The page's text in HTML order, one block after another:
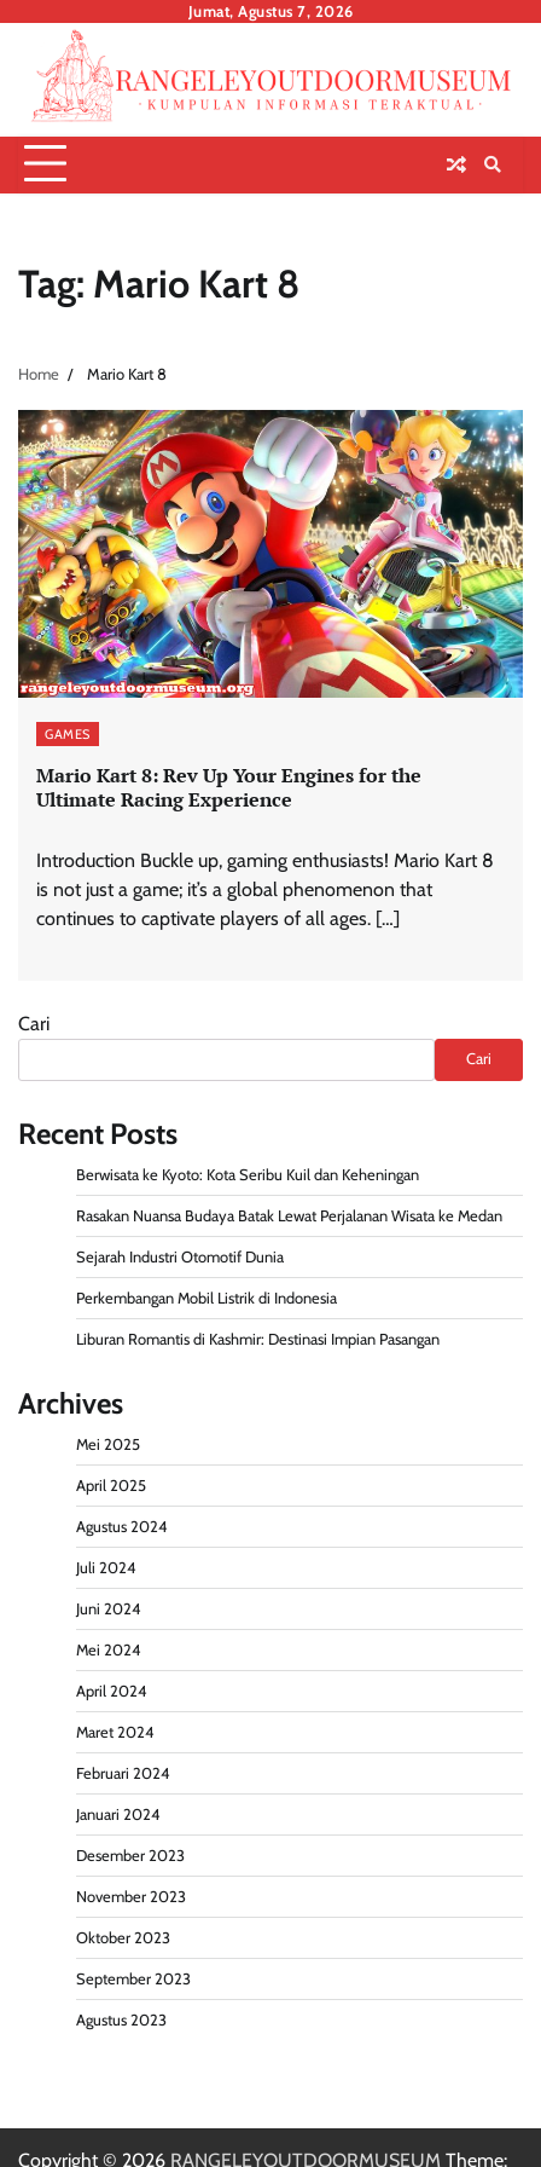
content
Jumat, Agustus 7, 2026
Tag: Mario Kart 8
Home Mario Kart 8
GAMES
Mario Kart 8: Rev Up Your Engines for the
Ultimate Racing Experience
Introduction Buckle up, gaming enthusiasts! Mario Kart 8
is not just a game; it’s a global phenomenon that
continues to captivate players of all ages. […]
Cari
Cari
Recent Posts
Berwisata ke Kyoto: Kota Seribu Kuil dan Keheningan
Rasakan Nuansa Budaya Batak Lewat Perjalanan Wisata ke Medan
Sejarah Industri Otomotif Dunia
Perkembangan Mobil Listrik di Indonesia
Liburan Romantis di Kashmir: Destinasi Impian Pasangan
Archives
Mei 2025
April 2025
Agustus 2024
Juli 2024
Juni 2024
Mei 2024
April 2024
Maret 2024
Februari 2024
Januari 2024
Desember 2023
November 2023
Oktober 2023
September 2023
Agustus 2023
Copyright © 2026 RANGELEYOUTDOORMUSEUM Theme: